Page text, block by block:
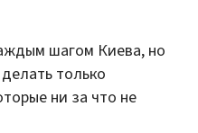
шагом Киева, но
только
ни за что не